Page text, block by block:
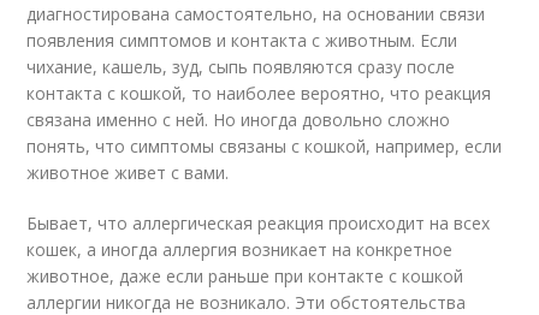
диагностирована самостоятельно, на основании связи
появления симптомов и контакта с животным. Если
чихание, кашель, зуд, сыпь появляются сразу после
контакта с кошкой, то наиболее вероятно, что реакция
связана именно с ней. Но иногда довольно сложно
понять, что симптомы связаны с кошкой, например, если
животное живет с вами.
Бывает, что аллергическая реакция происходит на всех
кошек, а иногда аллергия возникает на конкретное
животное, даже если раньше при контакте с кошкой
аллергии никогда не возникало. Эти обстоятельства